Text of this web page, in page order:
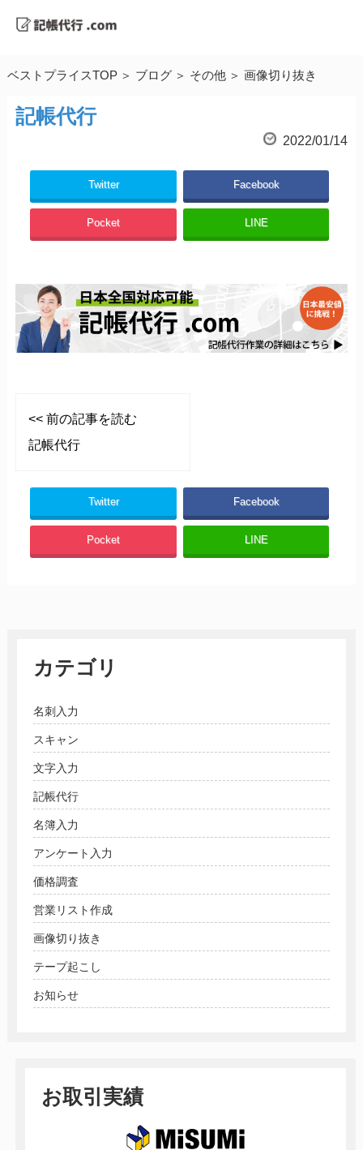
ベストプライスTOP ブログ その他 画像切り抜き
記帳代行
2022/01/14
Twitter Facebook
Pocket LINE
<< 前の記事を読む
記帳代行
Twitter Facebook
Pocket LINE
カテゴリ
名刺入力
スキャン
文字入力
記帳代行
名簿入力
アンケート入力
価格調査
営業リスト作成
画像切り抜き
テープ起こし
お知らせ
お取引実績